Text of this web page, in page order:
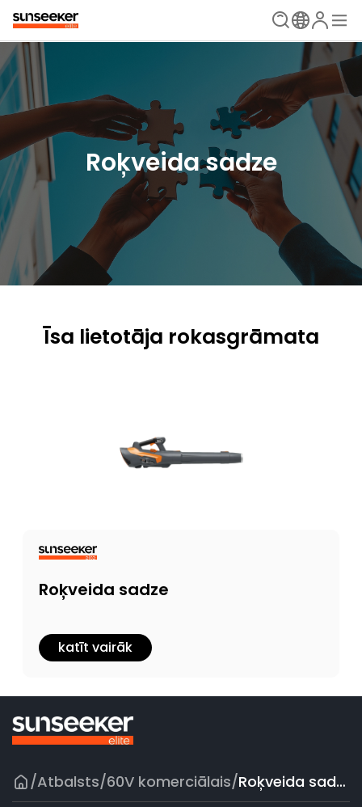
Roķveida sadze
Īsa lietotāja rokasgrāmata
Roķveida sadze
katīt vairāk
/Atbalsts/60V komerciālais/ Roķveida sadze